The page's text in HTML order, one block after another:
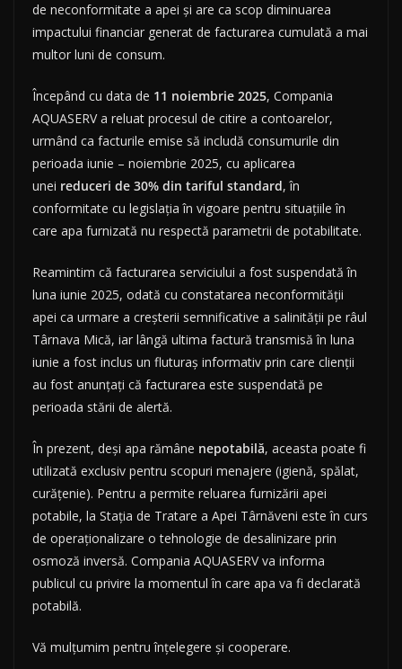
de neconformitate a apei și are ca scop diminuarea
impactului financiar generat de facturarea cumulată a mai
multor luni de consum.
Începând cu data de 11 noiembrie 2025, Compania
AQUASERV a reluat procesul de citire a contoarelor,
urmând ca facturile emise să includă consumurile din
perioada iunie – noiembrie 2025, cu aplicarea
unei reduceri de 30% din tariful standard, în
conformitate cu legislația în vigoare pentru situațiile în
care apa furnizată nu respectă parametrii de potabilitate.
Reamintim că facturarea serviciului a fost suspendată în
luna iunie 2025, odată cu constatarea neconformității
apei ca urmare a creșterii semnificative a salinității pe râul
Târnava Mică, iar lângă ultima factură transmisă în luna
iunie a fost inclus un fluturaș informativ prin care clienții
au fost anunțați că facturarea este suspendată pe
perioada stării de alertă.
În prezent, deși apa rămâne nepotabilă, aceasta poate fi
utilizată exclusiv pentru scopuri menajere (igienă, spălat,
curățenie). Pentru a permite reluarea furnizării apei
potabile, la Stația de Tratare a Apei Târnăveni este în curs
de operaționalizare o tehnologie de desalinizare prin
osmoză inversă. Compania AQUASERV va informa
publicul cu privire la momentul în care apa va fi declarată
potabilă.
Vă mulțumim pentru înțelegere și cooperare.